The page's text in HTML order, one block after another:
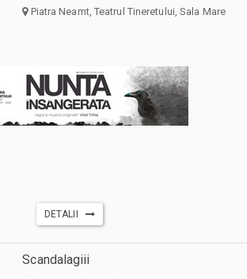
Piatra Neamt, Teatrul Tineretului, Sala Mare
DETALII
Scandalagiii